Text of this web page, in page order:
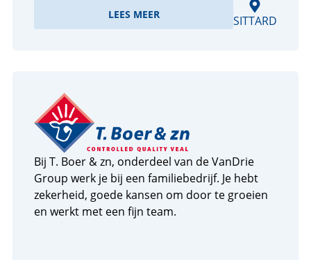
LEES MEER SITTARD
Bij T. Boer & zn, onderdeel van de VanDrie
Group werk je bij een familiebedrijf. Je hebt
zekerheid, goede kansen om door te groeien
en werkt met een fijn team.